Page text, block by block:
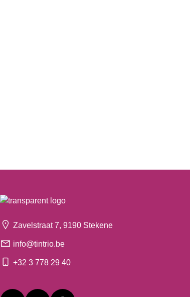
Zavelstraat 7, 9190 Stekene
info@tintrio.be
+32 3 778 29 40